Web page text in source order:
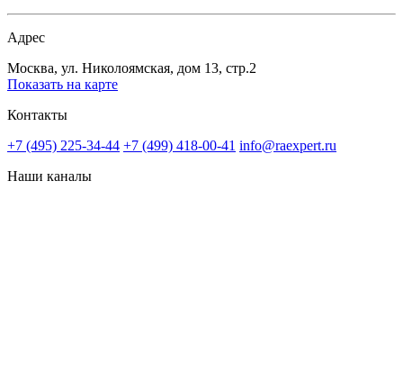
Адрес
Москва, ул. Николоямская, дом 13, стр.2
Показать на карте
Контакты
+7 (495) 225-34-44 +7 (499) 418-00-41 info@raexpert.ru
Наши каналы